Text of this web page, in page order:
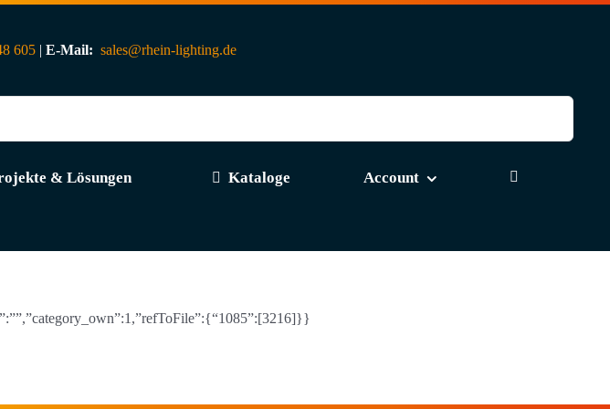
605 | E-Mail: sales@rhein-lighting.de
& Lösungen Kataloge Account